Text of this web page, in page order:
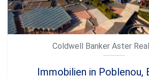
Coldwell Banker Aster
Immobilien in Poblenou,